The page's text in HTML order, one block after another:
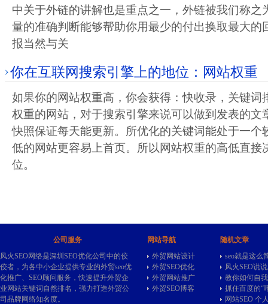
中关于外链的讲解也是重点之一，外链被我们称之
量的准确判断能够帮助你用最少的付出换取最大的
报当然与关
你在互联网搜索引擎上的地位：网站权重
如果你的网站权重高，你会获得：快收录，关键词
权重的网站，对于搜索引擎来说可以做到发表的文
快照保证每天能更新。所优化的关键词能处于一个
低的网站更容易上首页。所以网站权重的高低直接
位。
公司服务
风火SEO网络是深圳SEO优化公司中的佼
佼者，为各中小企业提供专业的外贸seo优
化推广、SEO顾问服务，快速提升外贸企
业网站关键词自然排名，强力打造外贸公
司品牌网络知名度。
网站导航
外贸网站设计
外贸SEO优化
外贸网站推广
外贸SEO博客
随机文章
seo就是这么
风火SEO说
教你如何自
抓住百度的“
网站SEO 个